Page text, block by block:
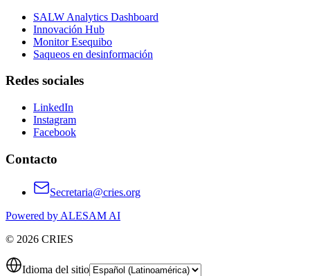
SALW Analytics Dashboard
Innovación Hub
Monitor Esequibo
Saqueos en desinformación
Redes sociales
LinkedIn
Instagram
Facebook
Contacto
Secretaria@cries.org
Powered by ALESAM AI
© 2026 CRIES
Idioma del sitio